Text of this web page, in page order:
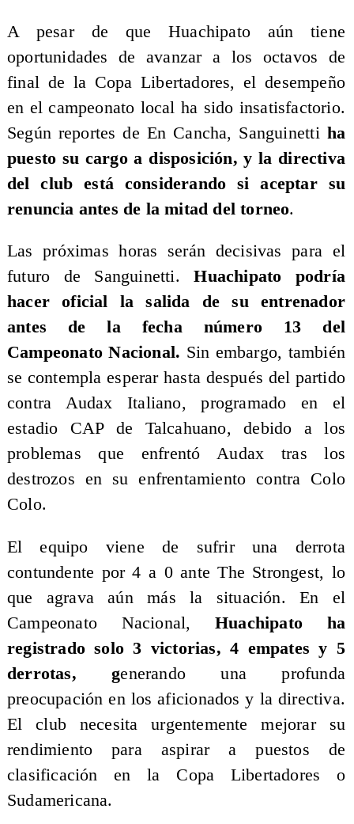
A pesar de que Huachipato aún tiene
oportunidades de avanzar a los octavos de
final de la Copa Libertadores, el desempeño
en el campeonato local ha sido insatisfactorio.
Según reportes de En Cancha, Sanguinetti ha
puesto su cargo a disposición, y la directiva
del club está considerando si aceptar su
renuncia antes de la mitad del torneo.
Las próximas horas serán decisivas para el
futuro de Sanguinetti.Huachipato podría
hacer oficial la salida de su entrenador
antes de la fecha número 13 del
Campeonato Nacional. Sin embargo, también
se contempla esperar hasta después del partido
contra Audax Italiano, programado en el
estadio CAP de Talcahuano, debido a los
problemas que enfrentó Audax tras los
destrozos en su enfrentamiento contra Colo
Colo.
El equipo viene de sufrir una derrota
contundente por 4 a 0 ante The Strongest, lo
que agrava aún más la situación. En el
Campeonato Nacional,Huachipato ha
registrado solo 3 victorias, 4 empates y 5
derrotas, generando una profunda
preocupación en los aficionados y la directiva.
El club necesita urgentemente mejorar su
rendimiento para aspirar a puestos de
clasificación en la Copa Libertadores o
Sudamericana.